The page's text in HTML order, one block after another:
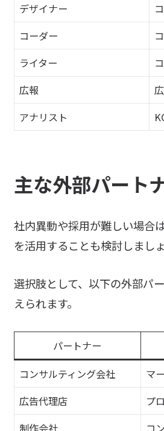
デザイナー
コーダー
ライター
広報
アナリスト
主な外部パート
社内異動や採用が難しい場合
を活用することも検討しましょ
選択肢として、以下の外部パ
えられます。
パートナー
コンサルティング会社
マ
広告代理店
プ
制作会社
コ